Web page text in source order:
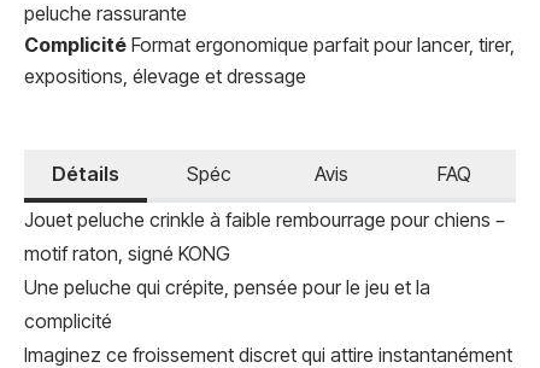
peluche rassurante
Complicité Format ergonomique parfait pour lancer, tirer,
expositions, élevage et dressage
Détails Spéc Avis
FAQ
Jouet peluche crinkle à faible rembourrage pour chiens –
motif raton, signé KONG
Une peluche qui crépite, pensée pour le jeu et la
complicité
Imaginez ce froissement discret qui attire instantanément